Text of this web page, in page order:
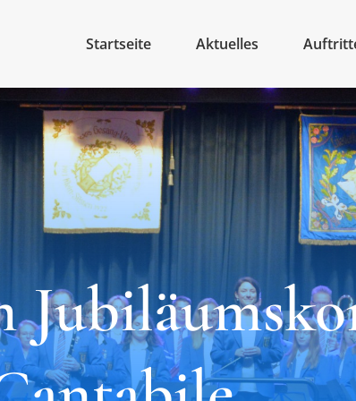
Startseite Aktuelles